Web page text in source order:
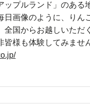
プルランド」のある
日画像のように、りん
全国からお越しいただ
様も体験してみませ